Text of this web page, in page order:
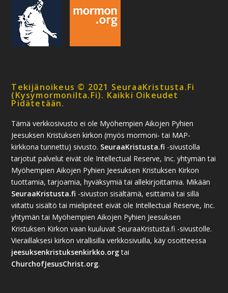
Tekijänoikeus © 2021 SeuraaKristusta.fi
(kysymormonilta.fi). Kaikki Oikeudet
Pidätetään.
Tämä verkkosivusto ei ole Myöhempien Aikojen Pyhien
Jeesuksen Kristuksen kirkon (myös mormoni- tai MAP-
kirkkona tunnettu) sivusto. SeuraaKristusta.fi -sivustolla
tarjotut palvelut eivät ole Intellectual Reserve, Inc. yhtymän tai
Myöhempien Aikojen Pyhien Jeesuksen Kristuksen Kirkon
tuottamia, tarjoamia, hyväksymiä tai allekirjoittamia. Mikään
SeuraaKristusta.fi -sivuston sisältämä, esittämä tai sillä
viitattu sisältö tai mielipiteet eivät ole Intellectual Reserve, Inc.
yhtymän tai Myöhempien Aikojen Pyhien Jeesuksen
Kristuksen Kirkon vaan kuuluvat SeuraaKristusta.fi -sivustolle.
Vieraillaksesi kirkon virallisilla verkkosivuilla, käy osoitteessa
jeesuksenkristuksenkirkko.orgtai
ChurchofJesusChrist.org.